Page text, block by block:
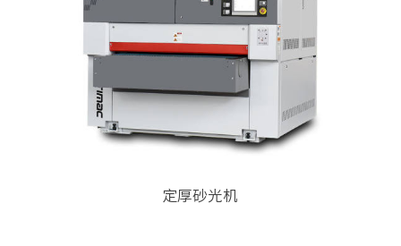
定厚砂光机